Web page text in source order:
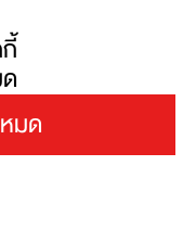
พและ
าชม การใช้งาน
มในการใช้คุกกี้
มด